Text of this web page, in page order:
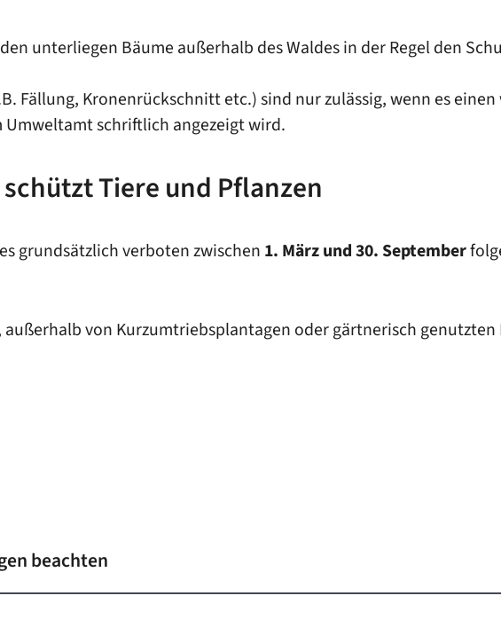
unterliegen Bäume außerhalb des Waldes in der Regel den
Fällung, Kronenrückschnitt etc.) sind nur zulässig, wenn es
Umweltamt schriftlich angezeigt wird.
Tiere und Pflanzen
grundsätzlich verboten zwischen 1. März und 30. September
außerhalb von Kurzumtriebsplantagen oder gärtnerisch genutzten
beachten